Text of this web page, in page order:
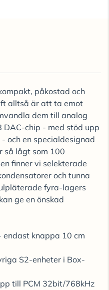
påkostad och
alltså är att ta emot
dem till analog
DAC-chip - med stöd upp
och en specialdesignad
så lågt som 100
finner vi selekterade
och tunna
fyra-lagers
ge en önskad
endast knappa 10 cm
S2-enheter i Box-
till PCM 32bit/768kHz